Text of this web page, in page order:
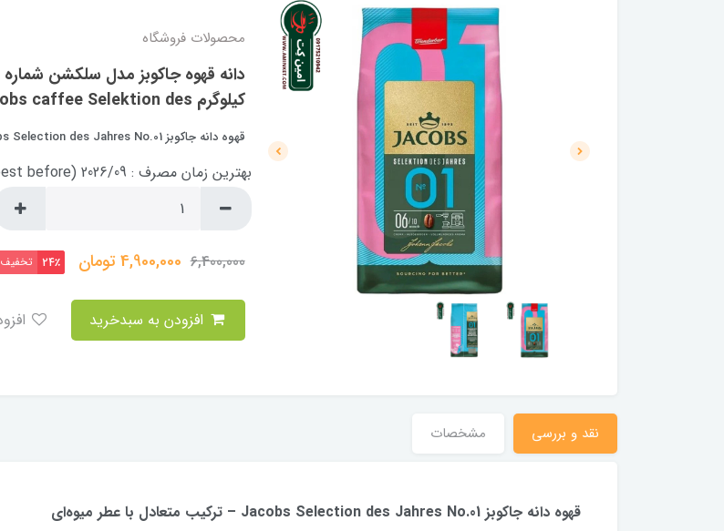
محصولات فروشگاه
کیلوگرم Jacobs caffee Selektion des
قهوه دانه جاکوبز Jacobs Selection des Jahres No.01 – ترکیب متعادل با عطر میوه‌ای
بهترین زمان مصرف : 2026/09 (best before)
6,400,000
4,900,000تومان 24٪ تخفیف
نقد و بررسی مشخصات
قهوه دانه جاکوبز Jacobs Selection des Jahres No.01 – ترکیب متعادل با عطر میوه‌ای